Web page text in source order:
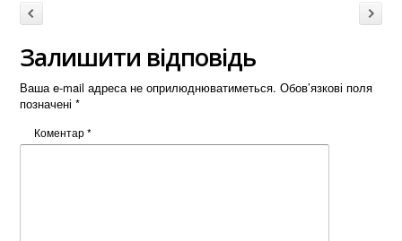
Post navigation
Залишити відповідь
Ваша e-mail адреса не оприлюднюватиметься. Обов’язкові поля
позначені*
Коментар*